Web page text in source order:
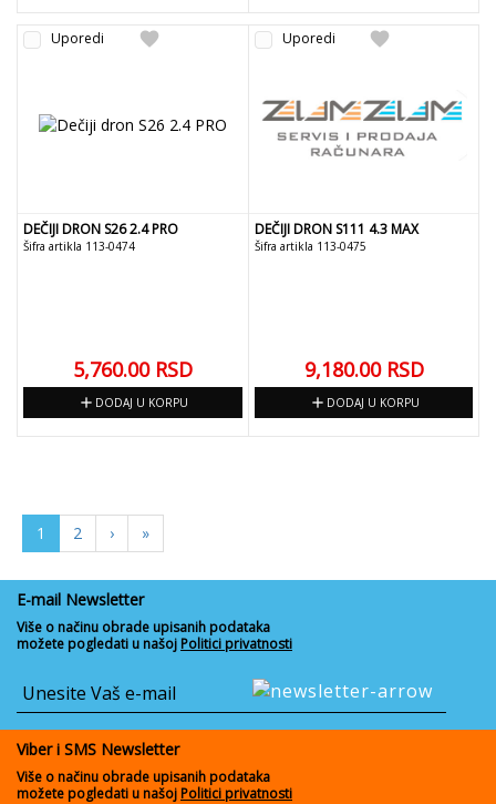
favorite
Uporedi
DEČIJI DRON S26 2.4 PRO
Šifra artikla 113-0474
5,760.00 RSD
add DODAJ U KORPU
favorite
Uporedi
DEČIJI DRON S111 4.3 MAX
Šifra artikla 113-0475
9,180.00 RSD
add DODAJ U KORPU
1 2 › »
E-mail Newsletter
Više o načinu obrade upisanih podataka
možete pogledati u našoj Politici privatnosti
Viber i SMS Newsletter
Više o načinu obrade upisanih podataka
možete pogledati u našojPolitici privatnosti